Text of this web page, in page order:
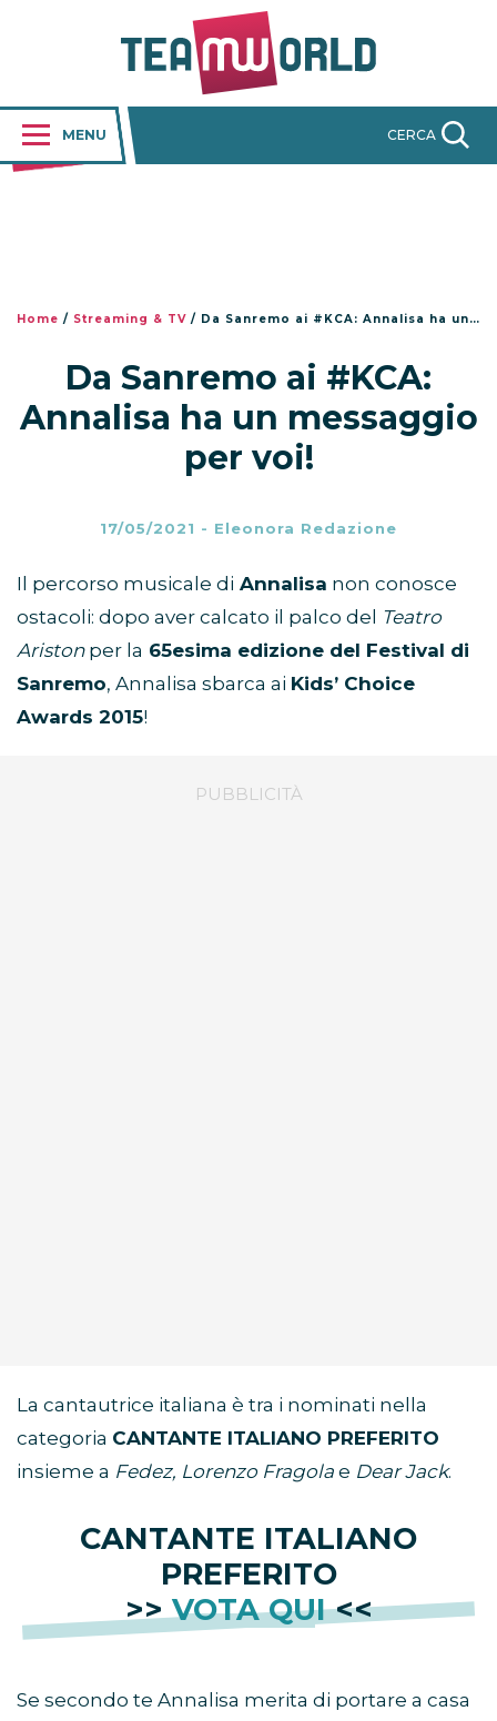
MENU CERCA
Home / Streaming & TV / Da Sanremo ai #KCA: Annalisa ha un messaggio per voi!
Da Sanremo ai #KCA:
Annalisa ha un messaggio
per voi!
17/05/2021 - Eleonora Redazione
Il percorso musicale di Annalisa non conosce
ostacoli: dopo aver calcato il palco del
Teatro
Aristonper la 65esima edizione del Festival di
Sanremo, Annalisa sbarca ai Kids’ Choice
Awards 2015!
La cantautrice italiana è tra i nominati nella
categoria CANTANTE ITALIANO PREFERITO
insieme a Fedez, Lorenzo Fragola e Dear Jack.
CANTANTE ITALIANO
PREFERITO
>>VOTA QUI<<
Se secondo te Annalisa merita di portare a casa